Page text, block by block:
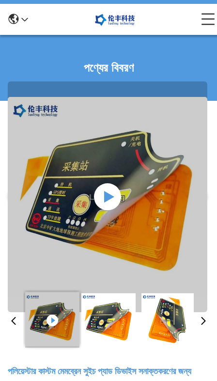
পণ্যের বিবরণ
পলিয়েস্টার কাস্টম মেমব্রেন সুইচ প্যাড ডিভাইস সনাক্তকরণের জন্য